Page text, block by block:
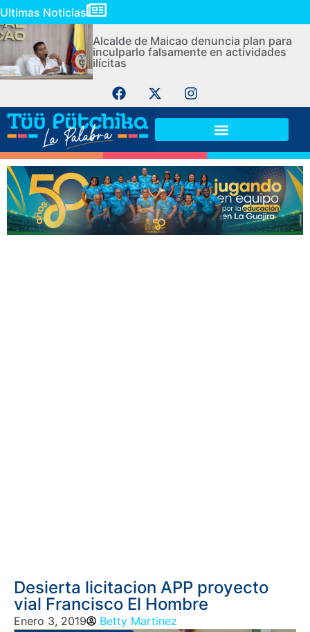
Ultimas Noticias
Alcalde de Maicao denuncia plan para
inculparlo falsamente en actividades
ilícitas
Desierta licitacion APP proyecto
vial Francisco El Hombre
Enero 3, 2019
Betty Martinez